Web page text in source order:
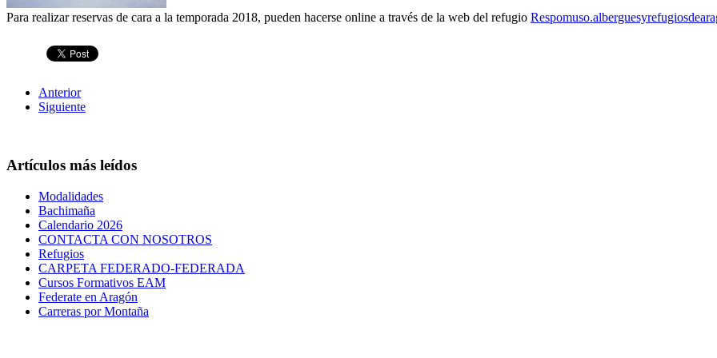
Para realizar reservas de cara a la temporada 2018, pueden hacerse online a través de la web del refugio
Anterior
Siguiente
Artículos más leídos
Modalidades
Bachimaña
Calendario 2026
CONTACTA CON NOSOTROS
Refugios
CARPETA FEDERADO-FEDERADA
Cursos Formativos EAM
Federate en Aragón
Carreras por Montaña